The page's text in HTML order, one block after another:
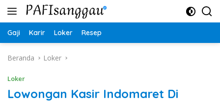
Langsung
Gaji Karir Loker Resep
Beranda Loker
Loker
Lowongan Kasir Indomaret Di